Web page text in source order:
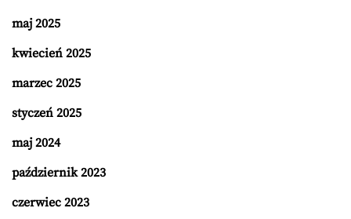
maj 2025
kwiecień 2025
marzec 2025
styczeń 2025
maj 2024
październik 2023
czerwiec 2023